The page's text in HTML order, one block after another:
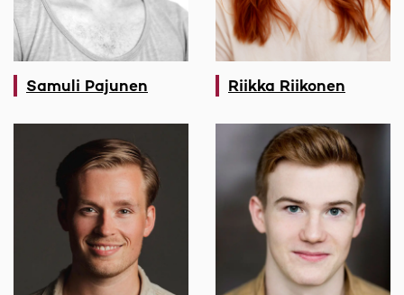
Samuli Pajunen Riikka Riikonen